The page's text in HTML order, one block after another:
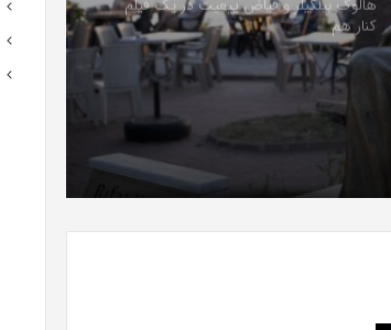
کنار هم